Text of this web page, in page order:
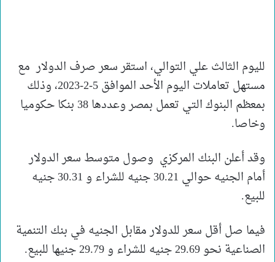
لليوم الثالث علي التوالي، استقر سعر صرف الدولار مع
مستهل تعاملات اليوم الأحد الموافق 5-2-2023، وذلك
بمعظم البنوك التي تعمل بمصر وعددها 38 بنكا حكوميا
وخاصا.
وقد أعلن البنك المركزي وصول متوسط سعر الدولار
أمام الجنيه حوالي 30.21 جنيه للشراء و 30.31 جنيه
للبيع.
فيما صل أقل سعر للدولار مقابل الجنيه في بنك التنمية
الصناعية نحو 29.69 جنيه للشراء و 29.79 جنيها للبيع.